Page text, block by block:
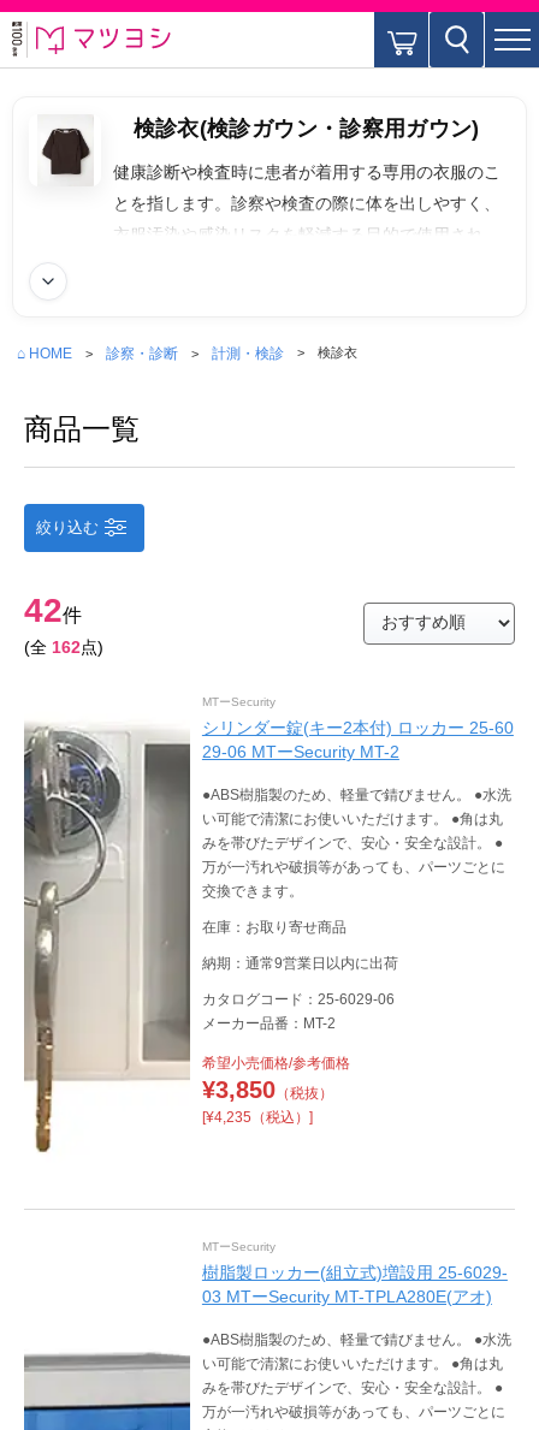
検診衣(検診ガウン・診察用ガウン)
健康診断や検査時に患者が着用する専用の衣服のこ
とを指します。診察や検査の際に体を出しやすく、
衣服汚染や感染リスクを軽減する目的で使用されま
続きを読む
⌂ HOME 診察・診断 計測・検診 検診衣
商品一覧
絞り込む
42件
(全 162点)
MTーSecurity
シリンダー錠(キー2本付) ロッカー 25-60
29-06 MTーSecurity MT-2
●ABS樹脂製のため、軽量で錆びません。 ●水洗
い可能で清潔にお使いいただけます。 ●角は丸
みを帯びたデザインで、安心・安全な設計。 ●
万が一汚れや破損等があっても、パーツごとに
交換できます。
在庫：お取り寄せ商品
納期：通常9営業日以内に出荷
カタログコード：25-6029-06
メーカー品番：MT-2
希望小売価格/参考価格
¥3,850（税抜）
[¥4,235（税込）]
MTーSecurity
樹脂製ロッカー(組立式)増設用 25-6029-
03 MTーSecurity MT-TPLA280E(アオ)
●ABS樹脂製のため、軽量で錆びません。 ●水洗
い可能で清潔にお使いいただけます。 ●角は丸
みを帯びたデザインで、安心・安全な設計。 ●
万が一汚れや破損等があっても、パーツごとに